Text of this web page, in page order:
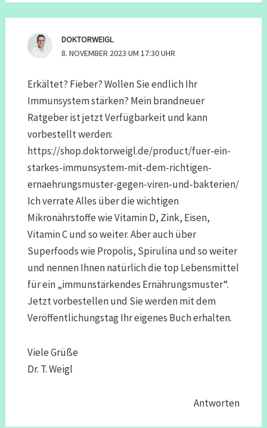
DOKTORWEIGL
8. NOVEMBER 2023 UM 17:30 UHR
Erkältet? Fieber? Wollen Sie endlich Ihr
Immunsystem stärken? Mein brandneuer
Ratgeber ist jetzt Verfügbarkeit und kann
vorbestellt werden:
https://shop.doktorweigl.de/product/fuer-ein-
starkes-immunsystem-mit-dem-richtigen-
ernaehrungsmuster-gegen-viren-und-bakterien/
Ich verrate Alles über die wichtigen
Mikronährstoffe wie Vitamin D, Zink, Eisen,
Vitamin C und so weiter. Aber auch über
Superfoods wie Propolis, Spirulina und so weiter
und nennen Ihnen natürlich die top Lebensmittel
für ein „immunstärkendes Ernährungsmuster“.
Jetzt vorbestellen und Sie werden mit dem
Veröffentlichungstag Ihr eigenes Buch erhalten.
Viele Grüße
Dr. T. Weigl
Antworten